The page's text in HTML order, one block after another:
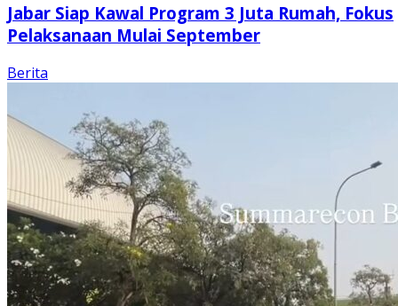
Jabar Siap Kawal Program 3 Juta Rumah, Fokus
Pelaksanaan Mulai September
Berita